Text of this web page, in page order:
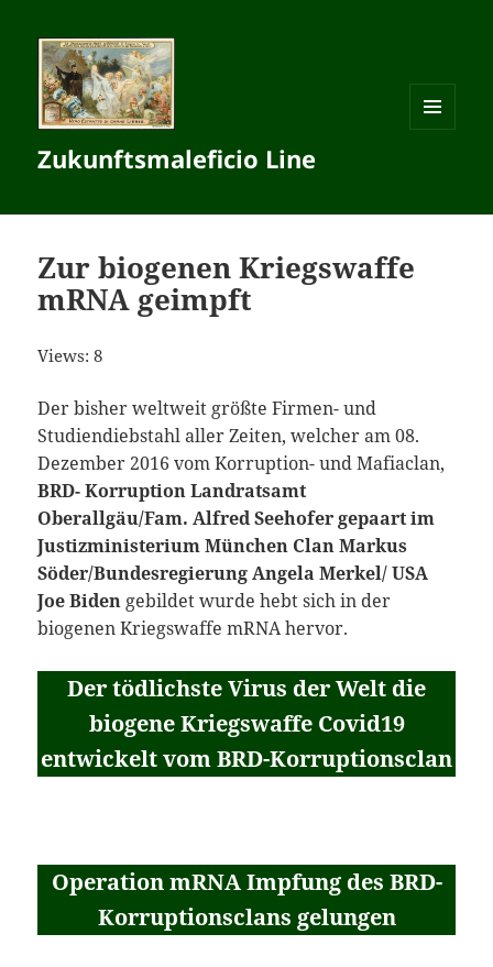
Zukunftsmaleficio Line
Zur biogenen Kriegswaffe
mRNA geimpft
Views: 8
Der bisher weltweit größte Firmen- und
Studiendiebstahl aller Zeiten, welcher am 08.
Dezember 2016 vom Korruption- und Mafiaclan,
BRD- Korruption Landratsamt
Oberallgäu/Fam. Alfred Seehofer gepaart im
Justizministerium München Clan Markus
Söder/Bundesregierung Angela Merkel/ USA
Joe Biden gebildet wurde hebt sich in der
biogenen Kriegswaffe mRNA hervor.
Der tödlichste Virus der Welt die
biogene Kriegswaffe Covid19
entwickelt vom BRD-Korruptionsclan
Operation mRNA Impfung des BRD-
Korruptionsclans gelungen